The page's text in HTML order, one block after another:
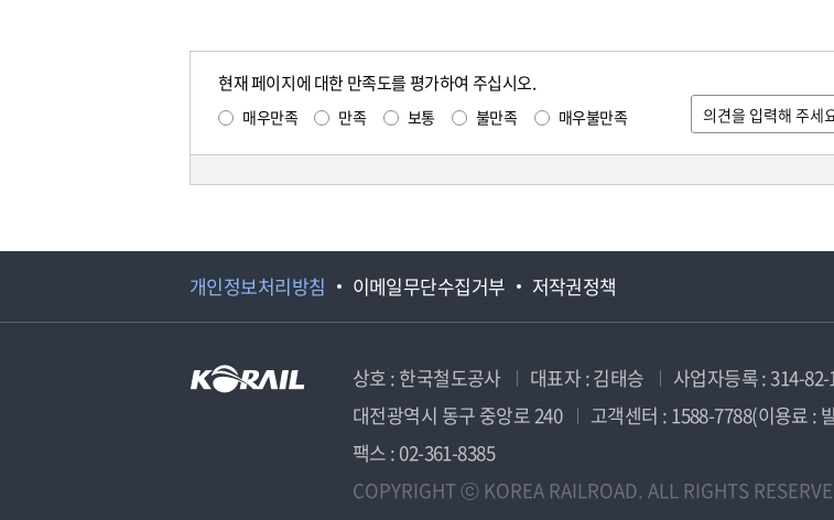
현재 페이지에 대한 만족도를 평가하여 주십시오.
매우만족 만족 보통 불만족 매우불만족
개인정보처리방침 이메일무단수집거부 저작권정책
상호 : 한국철도공사 대표자 : 김태승 사업자등록 : 314-
대전광역시 동구 중앙로 240
고객센터 : 1588-7788(이용료 :
팩스 : 02-361-8385
COPYRIGHT ⓒ KOREA RAILROAD. ALL RIGHTS